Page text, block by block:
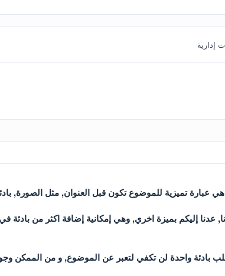
إدارية
هي عبارة تميزية للموضوع تكون قبل العنوان, مثل الصورة,
عدنا إليكم بميزة اخري, وهي إمكانية إضافة اكثر من بادئة
بادئة واحدة لن تكفي لتعبر عن الموضوع, و من الممكن